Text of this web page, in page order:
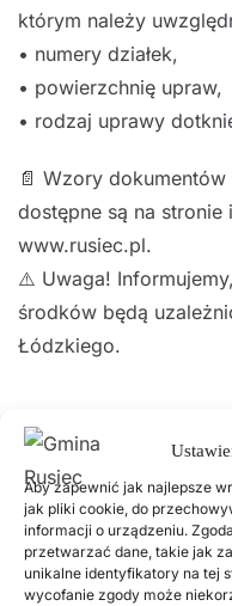
Aby zapewnić jak najlepsze
jak pliki cookie, do
informacji o urządzeniu.
przetwarzać dane, takie jak
unikalne identyfikatory na tej
wycofanie zgody może
którym należy
• numery działek,
• powierzchnię upraw,
• rodzaj uprawy
📄 Wzory
dostępne są na stronie
www.rusiec.pl.
⚠️ Uwaga!
środków będą
Łódzkiego.